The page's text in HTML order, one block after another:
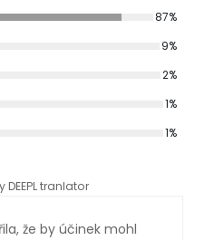
87%
9%
2%
1%
1%
tranlator
že by účinek mohl